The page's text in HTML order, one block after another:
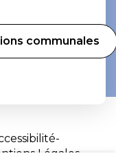
communales
Légales